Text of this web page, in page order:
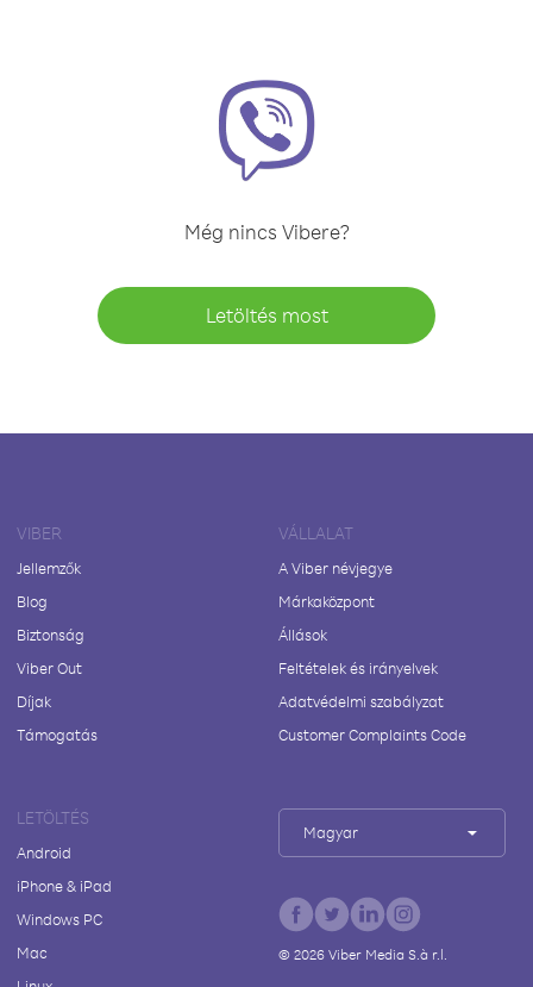
Még nincs Vibere?
Letöltés most
VIBER
Jellemzők
Blog
Biztonság
Viber Out
Díjak
Támogatás
VÁLLALAT
A Viber névjegye
Márkaközpont
Állások
Feltételek és irányelvek
Adatvédelmi szabályzat
Customer Complaints Code
LETÖLTÉS
Android
iPhone & iPad
Windows PC
Mac
Magyar
© 2026Viber Media S.à r.l.